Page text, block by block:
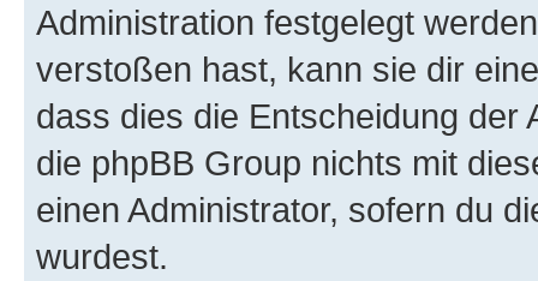
Administration festgelegt
verstoßen hast, kann sie dir
dass dies die Entscheidung der
die phpBB Group nichts mit
einen Administrator, sofern du
wurdest.